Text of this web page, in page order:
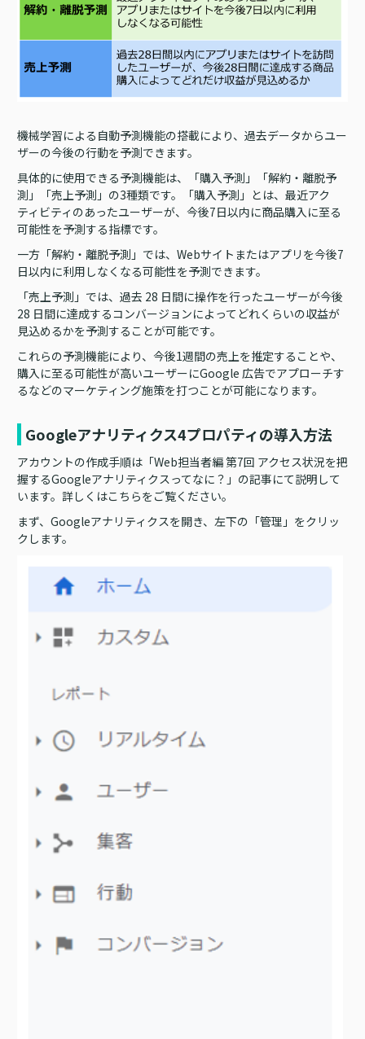
機械学習による自動予測機能の搭載により、過去データからユー
ザーの今後の行動を予測できます。
具体的に使用できる予測機能は、「購入予測」「解約・離脱予
測」「売上予測」の3種類です。「購入予測」とは、最近アク
ティビティのあったユーザーが、今後7日以内に商品購入に至る
可能性を予測する指標です。
一方「解約・離脱予測」では、Webサイトまたはアプリを今後7
日以内に利用しなくなる可能性を予測できます。
「売上予測」では、過去 28 日間に操作を行ったユーザーが今後
28 日間に達成するコンバージョンによってどれくらいの収益が
見込めるかを予測することが可能です。
これらの予測機能により、今後1週間の売上を推定することや、
購入に至る可能性が高いユーザーにGoogle 広告でアプローチす
るなどのマーケティング施策を打つことが可能になります。
Googleアナリティクス4プロパティの導入方法
アカウントの作成手順は「Web担当者編 第7回 アクセス状況を把
握するGoogleアナリティクスってなに？」の記事にて説明して
います。詳しくはこちらをご覧ください。
まず、Googleアナリティクスを開き、左下の「管理」をクリッ
クします。